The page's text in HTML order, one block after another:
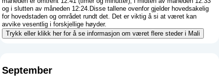
og i slutten av måneden 12:24.Disse tallene ovenfor gjelder hovedsakelig
for hovedstaden og området rundt det. Det er viktig å si at været kan
avvike vesentlig i forskjellige høyder.
Trykk eller klikk her for å se informasjon om været flere steder i Mali
September